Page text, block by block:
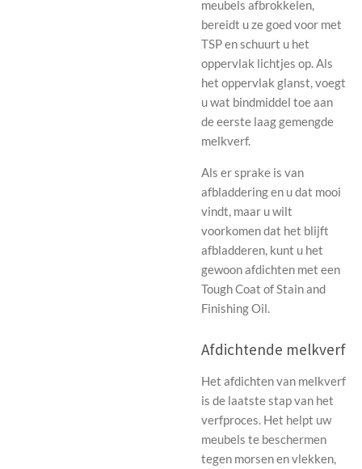
meubels afbrokkelen,
bereidt u ze goed voor met
TSP en schuurt u het
oppervlak lichtjes op. Als
het oppervlak glanst, voegt
u wat bindmiddel toe aan
de eerste laag gemengde
melkverf.
Als er sprake is van
afbladdering en u dat mooi
vindt, maar u wilt
voorkomen dat het blijft
afbladderen, kunt u het
gewoon afdichten met een
Tough Coat of Stain and
Finishing Oil.
Afdichtende melkverf
Het afdichten van melkverf
is de laatste stap van het
verfproces. Het helpt uw ​​
meubels te beschermen
tegen morsen en vlekken,